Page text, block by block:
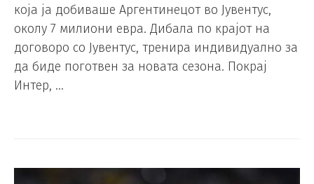
која ја добиваше Аргентинецот во Јувентус,
околу 7 милиони евра. Дибала по крајот на
договоро со Јувентус, тренира индивидуално за
да биде поготвен за новата сезона. Покрај
Интер, …